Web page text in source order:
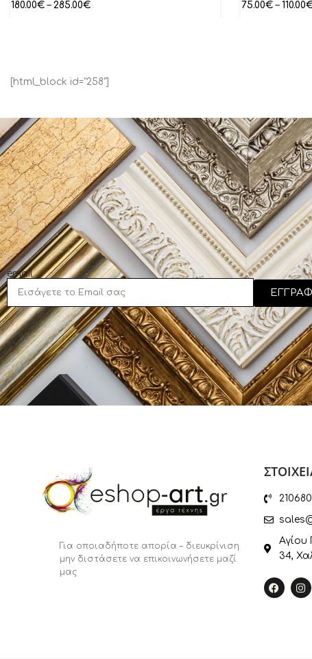
180.00€ – 285.00€
75.00€ – 110.00
[html_block id="258"]
email
Για οποιαδήποτε απορία – διευκρίνιση
μην διστάσετε να επικοινωνήσετε μαζί
μας
Αγίου
34,